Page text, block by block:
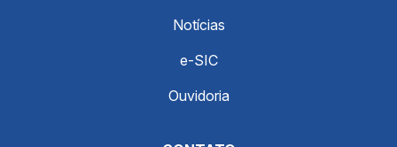
Notícias
e-SIC
Ouvidoria